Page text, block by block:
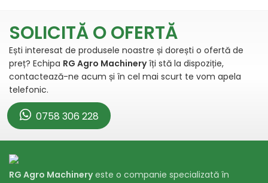
SOLICITĂ O OFERTĂ
Ești interesat de produsele noastre și dorești o ofertă de
preț? Echipa RG Agro Machineryîți stă la dispoziție,
contactează-ne acum și în cel mai scurt te vom apela
telefonic.
0758 306 228
RG Agro Machineryeste o companie specializată în